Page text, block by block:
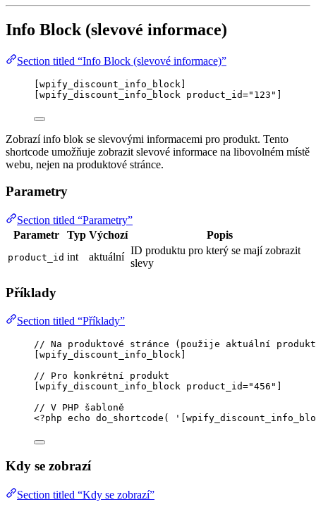
Info Block (slevové informace)
Section titled “Info Block (slevové informace)”
[wpify_discount_info_block]
[wpify_discount_info_block product_id="123"]
Zobrazí info blok se slevovými informacemi pro produkt. Tento
shortcode umožňuje zobrazit slevové informace na libovolném místě
webu, nejen na produktové stránce.
Parametry
Section titled “Parametry”
Parametr
Typ Výchozí Popis
product_id int aktuální
ID produktu pro který se mají zobrazit
slevy
Příklady
Section titled “Příklady”
// Na produktové stránce (použije aktuální
wpify_discount_info_block
// Pro konkrétní produkt
wpify_discount_info_block product_id="456 "
// V PHP šabloně
<?php echo do_shortcode ( '
Kdy se zobrazí
Section titled “Kdy se zobrazí”